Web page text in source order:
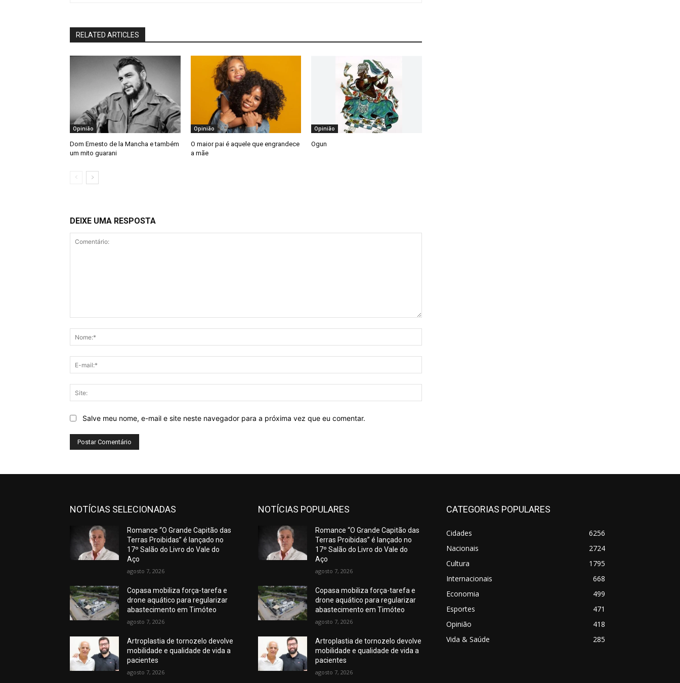
RELATED ARTICLES
Opinião
Dom Ernesto de la Mancha e também
um mito guarani
Opinião
O maior pai é aquele que engrandece
a mãe
Opinião
Ogun
DEIXE UMA RESPOSTA
mail:*
Salve meu nome, e-mail e site neste navegador para a próxima vez que eu comentar.
NOTÍCIAS SELECIONADAS
Romance “O Grande Capitão das
Terras Proibidas” é lançado no
17º Salão do Livro do Vale do
Aço
agosto 7, 2026
Copasa mobiliza força-tarefa e
drone aquático para regularizar
abastecimento em Timóteo
agosto 7, 2026
Artroplastia de tornozelo devolve
mobilidade e qualidade de vida a
pacientes
agosto 7, 2026
NOTÍCIAS POPULARES
Romance “O Grande Capitão das
Terras Proibidas” é lançado no
17º Salão do Livro do Vale do
Aço
agosto 7, 2026
Copasa mobiliza força-tarefa e
drone aquático para regularizar
abastecimento em Timóteo
agosto 7, 2026
Artroplastia de tornozelo devolve
mobilidade e qualidade de vida a
pacientes
agosto 7, 2026
CATEGORIAS POPULARES
Cidades
6256
Nacionais
2724
Cultura
1795
Internacionais
668
Economia
499
Esportes
471
Opinião
418
Vida & Saúde
285